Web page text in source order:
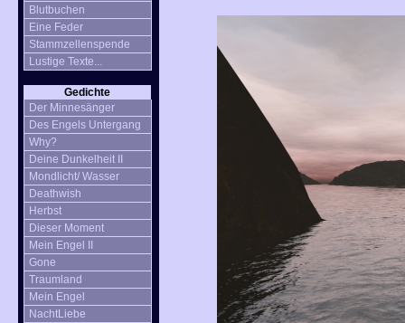
Blutbuchen
Eine Feder
Stammzellenspende
Lustige Texte...
Gedichte
Der Minnesänger
Des Engels Untergang
Why?
Deine Dunkelheit II
Mondlicht/ Wasser
Deathwish
Herbst
Dieser Moment
Mein Engel II
Gone
Traumland
Mein Engel
NachtLiebe